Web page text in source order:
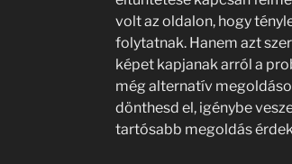
volt az oldalon, hogy
folytatnak. Hanem azt
képet kapjanak arról a
még alternatív
dönthesd el, igénybe
tartósabb megoldás